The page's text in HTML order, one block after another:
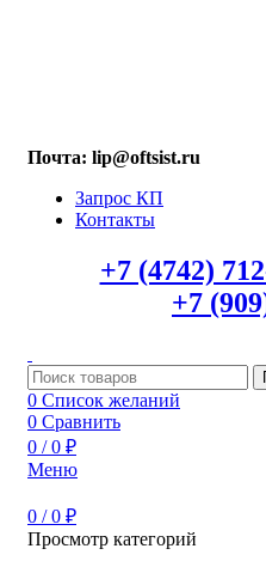
Почта: lip@oftsist.ru
Запрос КП
Контакты
+7 (4742)
+7
0 Список желаний
0 Сравнить
0 / 0 ₽
Меню
0 / 0 ₽
Просмотр категорий